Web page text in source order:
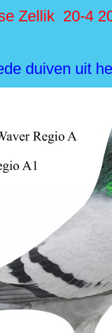
Zellik 20-4
duiven uit